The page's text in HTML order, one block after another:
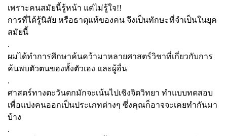
เพราะคนสมัยนี้รู้หน้า แต่ไม่รู้ใจ!!
การที่ได้รู้นิสัย หรือธาตุแท้ของคน จึงเป็นทักษะที่จำเป็นในยุค
สมัยนี้
.
ผมได้ทำการศึกษาค้นคว้ามาหลายศาสตร์วิชาที่เกี่ยวกับการ
ค้นพบตัวตนของทั้งตัวเอง และผู้อื่น
.
ศาสตร์ทางตะวันตกมักจะเน้นไปเชิงจิตวิทยา ทำแบบทดสอบ
เพื่อแบ่งคนออกเป็นประเภทต่างๆ ซึ่งคุณก็อาจจะเคยทำกันมา
บ้าง
.